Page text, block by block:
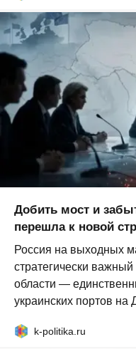
Добить мост и
перешла к новой
Россия на выходных
стратегически
области —
украинских портов на
k-politika.ru